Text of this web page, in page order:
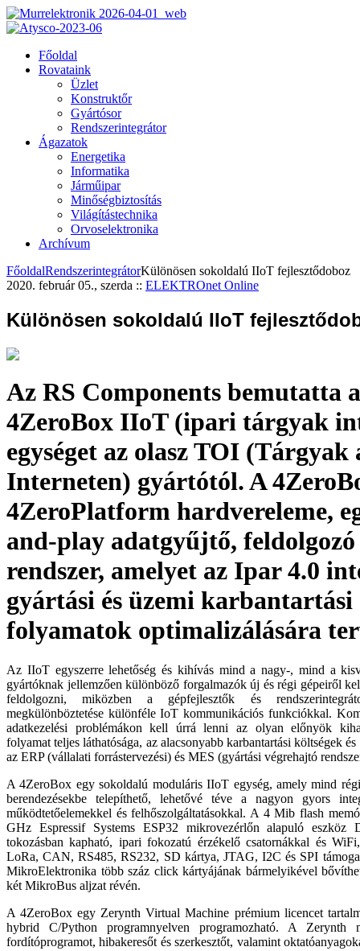
Főoldal
Rovataink
Üzlet
Konstruktőr
Gyártósor
Rendszerintegrátor
Ágazatok
Energetika
Informatika
Járműipar
Minőségbiztosítás
Világítástechnika
Orvoselektronika
Archívum
FőoldalRendszerintegrátorKülönösen sokoldalú IIoT fejlesztődoboz
2020. február 05., szerda :: ELEKTROnet Online
Különösen sokoldalú IIoT
Az RS Components bemutatta a
4ZeroBox IIoT (ipari tárgyak
egységet az olasz TOI (Tárgyak
Interneten) gyártótól. A
4ZeroPlatform hardvereleme,
and-play adatgyűjtő, feldolgozó
rendszer, amelyet az Ipar 4.0
gyártási és üzemi karbantartási
folyamatok optimalizálására
Az IIoT egyszerre lehetőség és kihívás mind a nagy-, mind a
gyártóknak jellemzően különböző forgalmazók új és régi gépeiről
feldolgozni, miközben a gépfejlesztők és
megkülönböztetése különféle IoT kommunikációs funkciókkal.
adatkezelési problémákon kell úrrá lenni az olyan előnyök
folyamat teljes láthatósága, az alacsonyabb karbantartási költségek
az ERP (vállalati forrástervezési) és MES (gyártási végrehajtó
A 4ZeroBox egy sokoldalú moduláris IIoT egység, amely mind
berendezésekbe telepíthető, lehetővé téve a nagyon gyors
működtetőelemekkel és felhőszolgáltatásokkal. A 4 Mib flash
GHz Espressif Systems ESP32 mikrovezérlőn alapuló eszköz
tokozásban kapható, ipari fokozatú érzékelő csatornákkal és
LoRa, CAN, RS485, RS232, SD kártya, JTAG, I2C és SPI
MikroElektronika több száz click kártyájának bármelyikével
két MikroBus aljzat révén.
A 4ZeroBox egy Zerynth Virtual Machine prémium licencet
hybrid C/Python programnyelven programozható. A Zerynth
fordítóprogramot, hibakeresőt és szerkesztőt, valamint